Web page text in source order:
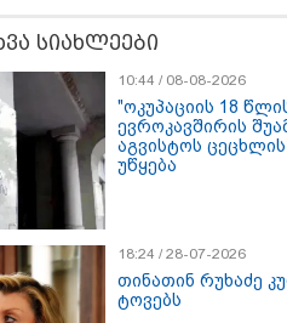
„რუსთაველზე
სასტუმროები 40-
სიახლეები
10:44 / 08-08-2026
"ოკუპაციის 18
ევროკავშირის
აგვისტოს
უწყება
18:24 / 28-07-2026
თინათინ რუხაძე
ტოვებს